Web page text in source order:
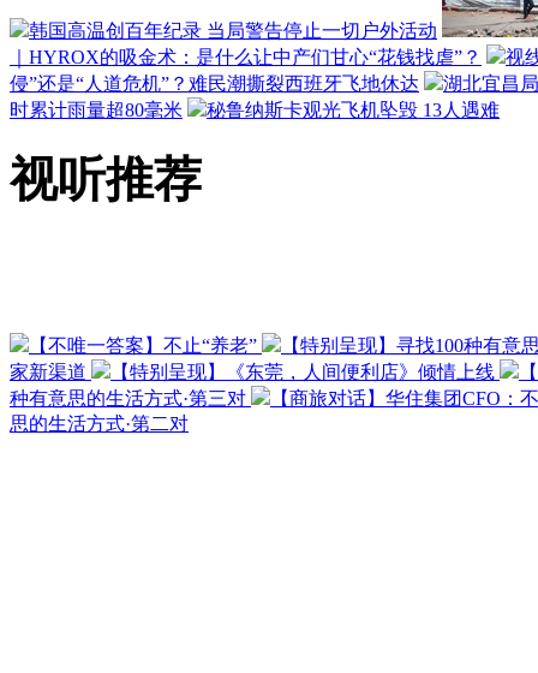
韩国高温创百年纪录 当局警告停止一切户外活动
｜HYROX的吸金术：是什么让中产们甘心“花钱找虐”？
视
侵”还是“人道危机”？难民潮撕裂西班牙飞地休达
湖北宜昌
时累计雨量超80毫米
秘鲁纳斯卡观光飞机坠毁 13人遇难
视听推荐
【不唯一答案】不止“养老”
【特别呈现】寻找100种有意
家新渠道
【特别呈现】《东莞，人间便利店》倾情上线
种有意思的生活方式·第三对
【商旅对话】华住集团CFO
思的生活方式·第二对